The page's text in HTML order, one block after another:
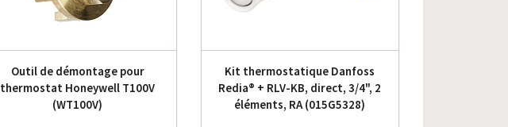
Outil de démontage pour
thermostat Honeywell T100V
(WT100V)
Kit thermostatique Danfoss
Redia® + RLV-KB, direct, 3/4", 2
éléments, RA (015G5328)